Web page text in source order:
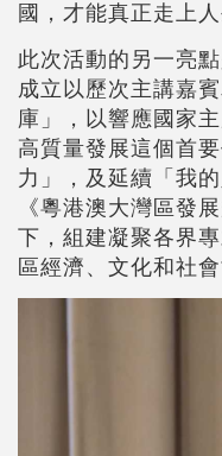
國，才能真正走上人
此次活動的另一亮
成立以歷次主講嘉
庫」，以響應國家
高質量發展這個首
力」，及延續「我
《粵港澳大灣區發
下，組建凝聚各界
區經濟、文化和社